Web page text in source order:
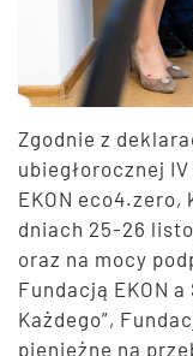
Zgodnie z
ubiegłorocznej
EKON eco4.zero,
dniach 25-26
oraz na mocy
Fundacją EKON
Każdego”,
pieniężne na